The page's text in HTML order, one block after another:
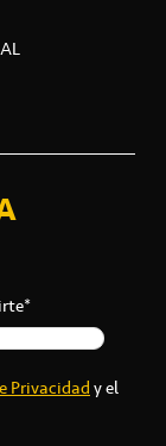
Privacidady el